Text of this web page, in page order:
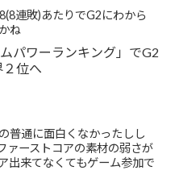
連敗)あたりでG2にわから
ね
パワーランキング」でG2
位へ
普通に面白くなかったしし
ァーストコアの素材の弱さが
出来てなくてもゲーム参加で